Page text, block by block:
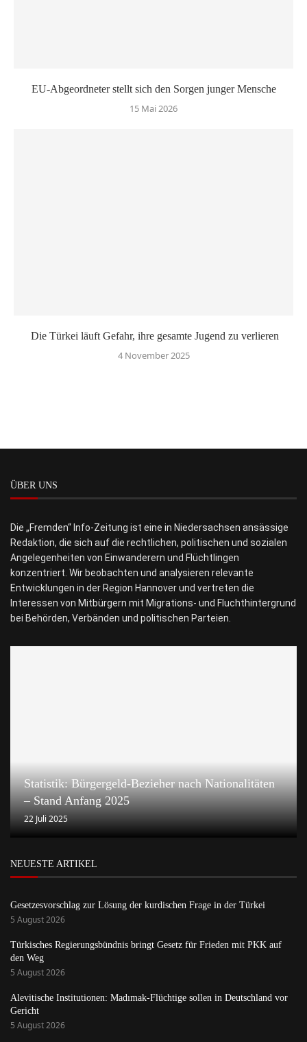
EU-Abgeordneter stellt sich den Sorgen junger Mensche
15 Mai 2026
Die Türkei läuft Gefahr, ihre gesamte Jugend zu verlieren
4 November 2025
ÜBER UNS
Die „Fremden“ Info-Zeitung ist eine in Niedersachsen ansässige
Redaktion, die sich auf die rechtlichen, politischen und sozialen
Angelegenheiten von Einwanderern und Flüchtlingen
konzentriert. Wir beobachten und analysieren relevante
Entwicklungen in der Region Hannover und vertreten die
Interessen von Mitbürgern mit Migrations- und Fluchthintergrund
bei Behörden, Verbänden und politischen Parteien.
Statistik: Bürgergeld-Bezieher nach Nationalitäten
– Stand Anfang 2025
22 Juli 2025
NEUESTE ARTIKEL
Gesetzesvorschlag zur Lösung der kurdischen Frage in der Türkei
5 August 2026
Türkisches Regierungsbündnis bringt Gesetz für Frieden mit PKK auf
den Weg
5 August 2026
Alevitische Institutionen: Madımak-Flüchtige sollen in Deutschland vor
Gericht
5 August 2026